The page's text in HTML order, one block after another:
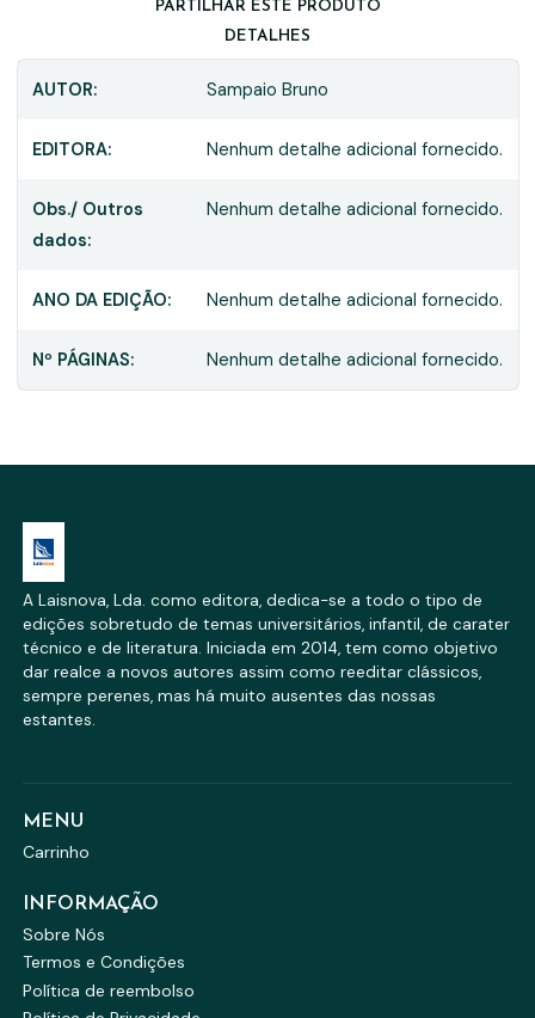
PARTILHAR ESTE PRODUTO
DETALHES
AUTOR: Sampaio Bruno
EDITORA: Nenhum detalhe adicional fornecido.
Obs./ Outros
dados:
Nenhum detalhe adicional fornecido.
ANO DA EDIÇÃO: Nenhum detalhe adicional fornecido.
Nº PÁGINAS: Nenhum detalhe adicional fornecido.
A Laisnova, Lda. como editora, dedica-se a todo o tipo de
edições sobretudo de temas universitários, infantil, de carater
técnico e de literatura. Iniciada em 2014, tem como objetivo
dar realce a novos autores assim como reeditar clássicos,
sempre perenes, mas há muito ausentes das nossas
estantes.
MENU
Carrinho
INFORMAÇÃO
Sobre Nós
Termos e Condições
Política de reembolso